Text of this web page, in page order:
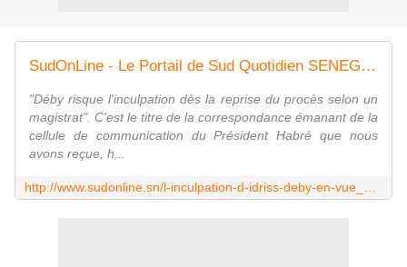
SudOnLine - Le Portail de Sud Quotidien SENEGAL | L'INCULPATION D'IDRISS DEBY EN VUE
"Déby risque l'inculpation dès la reprise du procès selon un
magistrat". C'est le titre de la correspondance émanant de la
cellule de communication du Président Habré que nous
avons reçue, h...